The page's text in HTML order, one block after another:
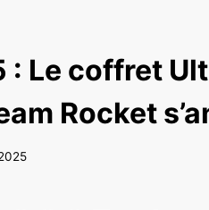
: Le coffret
Rocket